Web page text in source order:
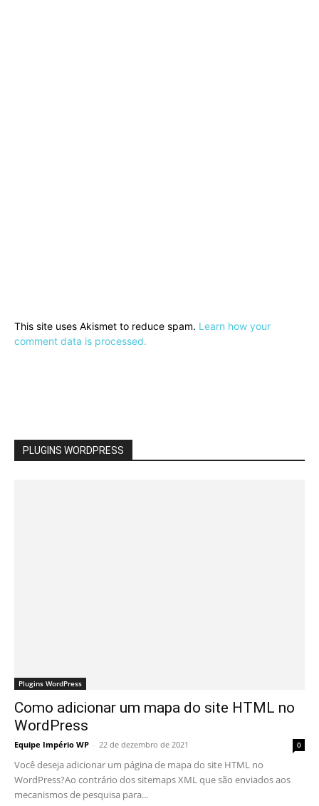
This site uses Akismet to reduce spam. Learn how your
comment data is processed.
PLUGINS WORDPRESS
Plugins WordPress
Como adicionar um mapa do site HTML no
WordPress
Equipe Império WP - 22 de dezembro de 2021 0
Você deseja adicionar um página de mapa do site HTML no
WordPress?Ao contrário dos sitemaps XML que são enviados aos
mecanismos de pesquisa para...